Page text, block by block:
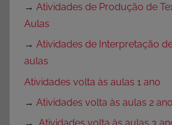
→ Atividades de Produção de
Aulas
→ Atividades de Interpretação
aulas
Atividades volta às aulas 1 ano
→ Atividades volta às aulas 2 ano